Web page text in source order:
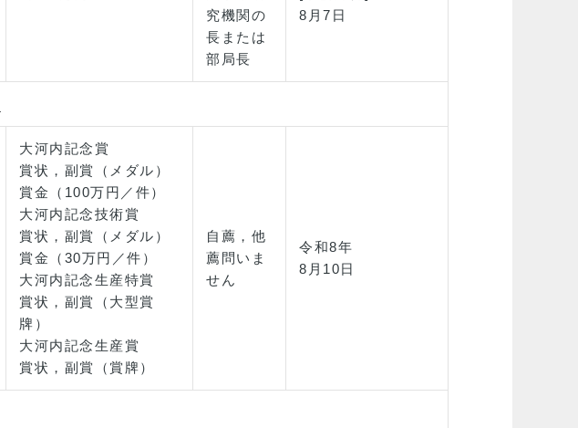
究機関の
長または
部局長
8月7日
大河内記念賞
賞状，副賞（メダル）
賞金（100万円／件）
大河内記念技術賞
賞状，副賞（メダル）
賞金（30万円／件）
大河内記念生産特賞
賞状，副賞（大型賞
牌）
大河内記念生産賞
賞状，副賞（賞牌）
自薦，他
薦問いま
せん
令和8年
8月10日